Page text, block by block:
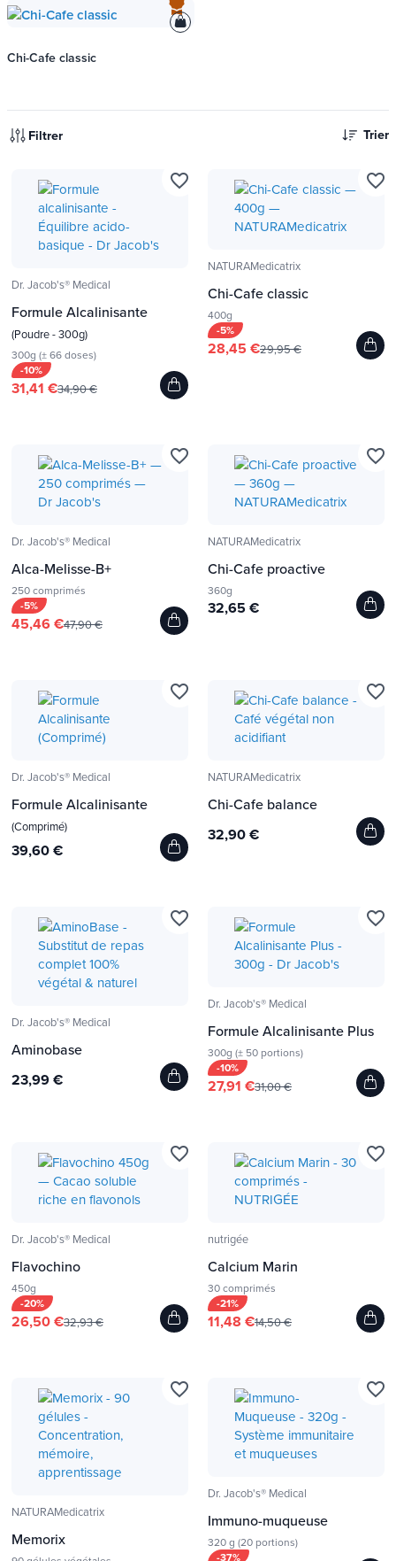
Chi-Cafe classic
Filtrer Trier
Dr. Jacob's® Medical
Formule Alcalinisante
(Poudre - 300g)
300g (± 66 doses)
-10%
31,41 €34,90 €
favorite_border
NATURAMedicatrix
Chi-Cafe classic
400g
-5%
28,45 €29,95 €
favorite_border
Dr. Jacob's® Medical
Alca-Melisse-B+
250 comprimés
-5%
45,46 €47,90 €
favorite_border
NATURAMedicatrix
Chi-Cafe proactive
360g
32,65 €
favorite_border
Dr. Jacob's® Medical
Formule Alcalinisante
(Comprimé)
39,60 €
favorite_border
NATURAMedicatrix
Chi-Cafe balance
32,90 €
favorite_border
Dr. Jacob's® Medical
Aminobase
23,99 €
favorite_border
Dr. Jacob's® Medical
Formule Alcalinisante Plus
300g (± 50 portions)
-10%
27,91 €31,00 €
favorite_border
Dr. Jacob's® Medical
Flavochino
450g
-20%
26,50 €32,93 €
favorite_border
nutrigée
Calcium Marin
30 comprimés
-21%
11,48 €14,50 €
favorite_border
NATURAMedicatrix
Memorix
favorite_border
Dr. Jacob's® Medical
Immuno-muqueuse
320 g (20 portions)
-37%
favorite_border